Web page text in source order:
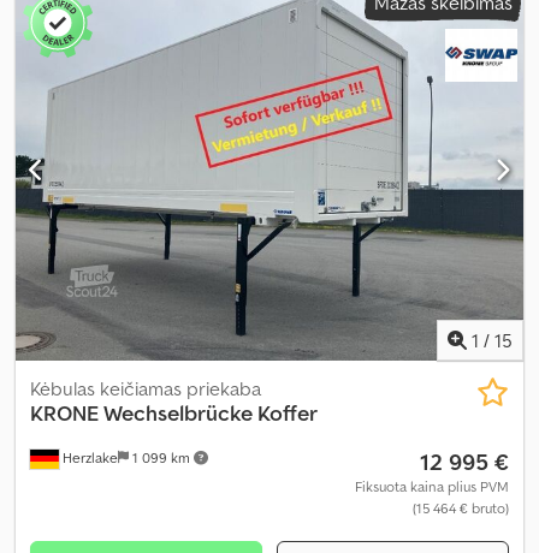
2 550 mm
2 750 mm, Gamybos metai: 2026,
1 / 15
Herzlake 1 099 km
Kėbulas keičiamas priekaba
KRONEWechselbrücke Koffer
12 995 €
Fiksuota kaina plius PVM
(15 464 € bruto)